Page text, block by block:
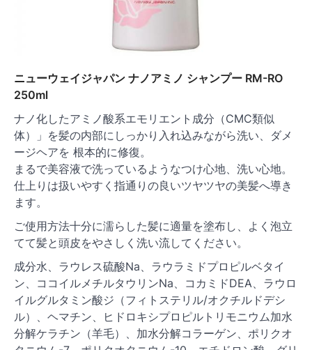
ニューウェイジャパン ナノアミノ シャンプー RM-RO
250ml
ナノ化したアミノ酸系エモリエント成分（CMC類似
体）」を髪の内部にしっかり入れ込みながら洗い、ダメ
ージヘアを 根本的に修復。
まるで美容液で洗っているようなつけ心地、洗い心地。
仕上りは扱いやすく指通りの良いツヤツヤの美髪へ導き
ます。
ご使用方法十分に濡らした髪に適量を塗布し、よく泡立
てて髪と頭皮をやさしく洗い流してください。
成分水、ラウレス硫酸Na、ラウラミドプロピルベタイ
ン、ココイルメチルタウリンNa、コカミドDEA、ラウロ
イルグルタミン酸ジ（フィトステリル/オクチルドデシ
ル）、ヘマチン、ヒドロキシプロピルトリモニウム加水
分解ケラチン（羊毛）、加水分解コラーゲン、ポリクオ